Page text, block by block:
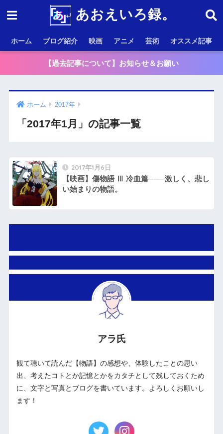
あおえいろ録。
ホーム ブログ紹介 映画 アニメ 芸術 オススメ記事
【過去記事について】お知らせ＆お願い
ホーム 2017年
「2017年1月」の記事一覧
2017年1月6日
【映画】傷物語 Ⅲ 冷血篇───激しく、悲し
い始まりの物語。
アラ氏
観て聴いて読んだ【物語】の感想や、体験したことの思い
出、考えたコトとか記憶とかをカタチとして残しておくため
に、文字と写真とブログを書いています。よろしくお願いし
ます！